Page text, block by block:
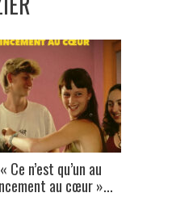
n’est qu’un au
au cœur »...